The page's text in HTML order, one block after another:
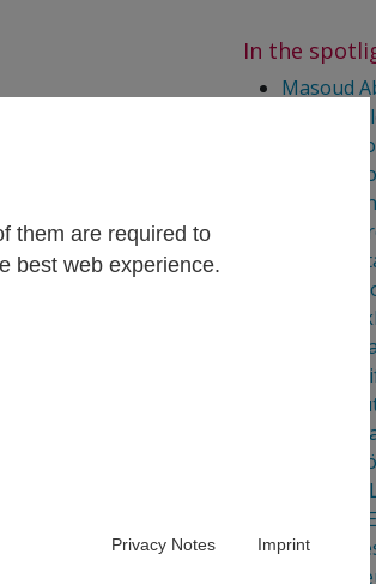
them are required to
best web experience.
Privacy Notes Imprint
„European
In the
Masoud
David
Claudia
Elaheh
Sylvia
Angela
Shauna
Elisabet
Karim
Kerstin
Marcel
Harald
Anna
Felix
Elisabeth
Siegfried
Laura
Sabine